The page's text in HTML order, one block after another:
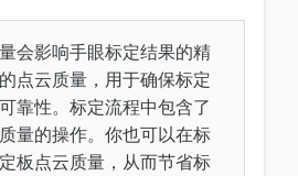
会影响手眼标定结果的精
点云质量，用于确保标定
靠性。标定流程中包含了
量的操作。你也可以在标
板点云质量，从而节省标